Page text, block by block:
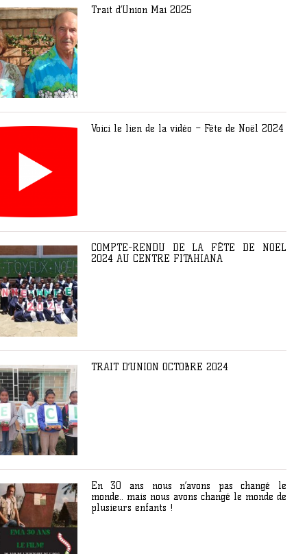
Trait d’Union Mai 2025
Voici le lien de la vidéo – Fête de Noël 2024
COMPTE-RENDU DE LA FÊTE DE NOEL
2024 AU CENTRE FITAHIANA
TRAIT D’UNION OCTOBRE 2024
En 30 ans nous n’avons pas changé le
monde.. mais nous avons changé le monde de
plusieurs enfants !